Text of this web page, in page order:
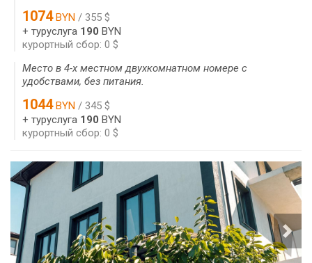
1074BYN / 355 $
+ туруслуга 190 BYN
курортный сбор: 0 $
Место в 4-х местном двухкомнатном номере с
удобствами, без питания.
1044BYN / 345 $
+ туруслуга 190 BYN
курортный сбор: 0 $